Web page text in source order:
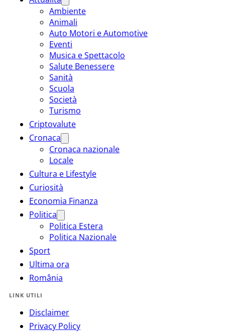
Ambiente
Animali
Auto Motori e Automotive
Eventi
Musica e Spettacolo
Salute Benessere
Sanità
Scuola
Società
Turismo
Criptovalute
Cronaca
Cronaca nazionale
Locale
Cultura e Lifestyle
Curiosità
Economia Finanza
Politica
Politica Estera
Politica Nazionale
Sport
Ultima ora
România
LINK UTILI
Disclaimer
Privacy Policy